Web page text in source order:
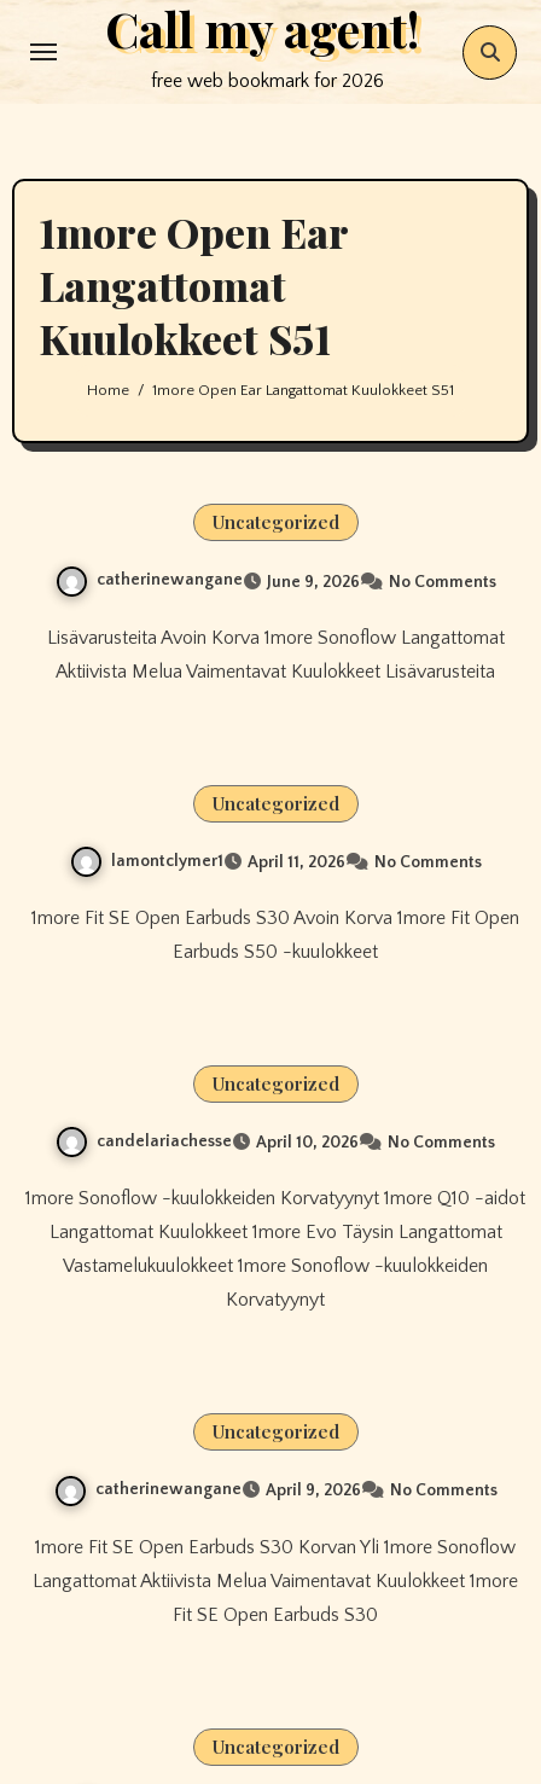
to
Call my agent!
free web bookmark for 2026
1more Open Ear
Langattomat
Kuulokkeet S51
Home 1more Open Ear Langattomat Kuulokkeet S51
Uncategorized
catherinewangane June 9, 2026 No Comments
Lisävarusteita Avoin Korva 1more Sonoflow Langattomat
Aktiivista Melua Vaimentavat Kuulokkeet Lisävarusteita
Uncategorized
lamontclymer1 April 11, 2026 No Comments
1more Fit SE Open Earbuds S30 Avoin Korva 1more Fit Open
Earbuds S50 -kuulokkeet
Uncategorized
candelariachesse April 10, 2026 No Comments
1more Sonoflow -kuulokkeiden Korvatyynyt 1more Q10 -aidot
Langattomat Kuulokkeet 1more Evo Täysin Langattomat
Vastamelukuulokkeet 1more Sonoflow -kuulokkeiden
Korvatyynyt
Uncategorized
catherinewangane April 9, 2026 No Comments
1more Fit SE Open Earbuds S30 Korvan Yli 1more Sonoflow
Langattomat Aktiivista Melua Vaimentavat Kuulokkeet 1more
Fit SE Open Earbuds S30
Uncategorized